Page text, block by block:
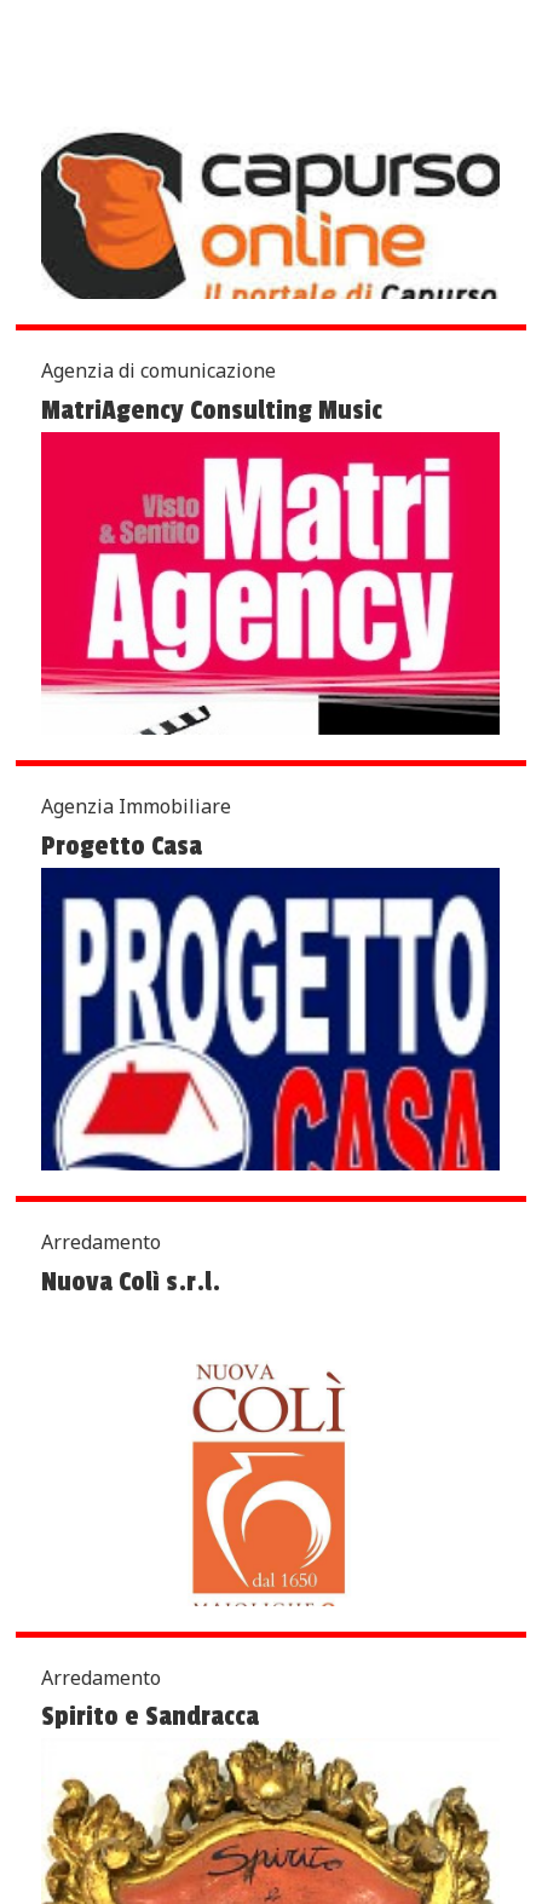
Agenzia di comunicazione
MatriAgency Consulting Music
Agenzia Immobiliare
Progetto Casa
Arredamento
Nuova Colì s.r.l.
Arredamento
Spirito e Sandracca